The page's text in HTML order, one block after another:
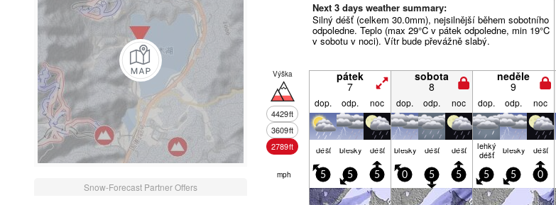
Snow-Forecast Partner Offers
Next 3 days weather summary:
Silný déšť (celkem 30.0mm), nejsilnější během sobotního
odpoledne. Teplo (max 29°C v pátek odpoledne, min 19°C
v sobotu v noci). Vítr bude převážně slabý.
Výška
4429ft
3609ft
2789ft
pátek
7
sobota
8
neděle
9
dop. odp. noc dop. odp. noc dop. odp. noc
déšť blesky déšť blesky déšť déšť lehký
déšť blesky déšť
mph 5 5 5 0 5 5 5 5 0